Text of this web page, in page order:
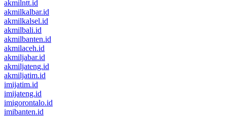
akmilntt.id
akmilkalbar.id
akmilkalsel.id
akmilbali.id
akmilbanten.id
akmilaceh.id
akmiljabar.id
akmiljateng.id
akmiljatim.id
imijatim.id
imijateng.id
imigorontalo.id
imibanten.id